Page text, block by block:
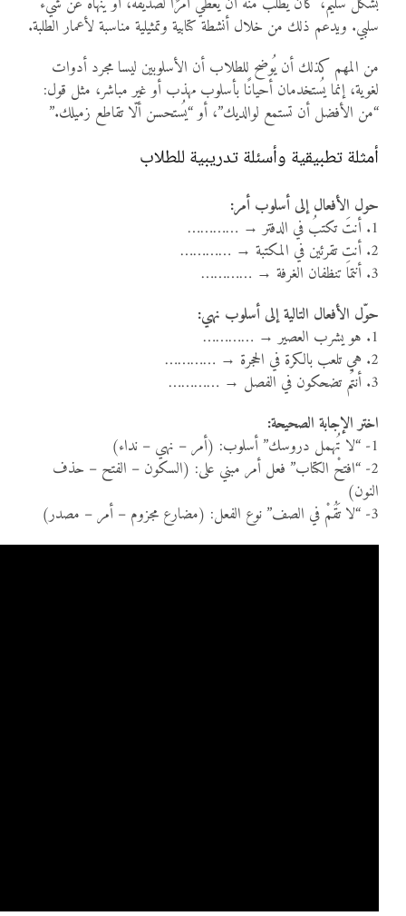
سلبي. ويدعم ذلك من خلال أنشطة كتابية وتمثيلية مناسبة لأعمار الطلبة.
من المهم كذلك أن يُوضح للطلاب أن الأسلوبين ليسا مجرد أدوات
لغوية، إنما يُستخدمان أحيانًا بأسلوب مهذب أو غير مباشر، مثل قول:
“من الأفضل أن تستمع لوالديك”، أو “يُستحسن ألّا تقاطع زميلك.”
أمثلة تطبيقية وأسئلة تدريبية للطلاب
حول الأفعال إلى أسلوب أمر:
1. أنتَ تكتبُ في الدفتر → …………
2. أنتِ تقرئين في المكتبة → …………
3. أنتما تنظفان الغرفة → …………
حوّل الأفعال التالية إلى أسلوب نهي:
1. هو يشرب العصير → …………
2. هي تلعب بالكرة في الحجرة → …………
3. أنتُم تضحكون في الفصل → …………
اختر الإجابة الصحيحة:
1- “لا تُهمل دروسك” أسلوب: (أمر – نهي – نداء)
2- “افتحْ الكتاب” فعل أمر مبني على: (السكون – الفتح – حذف
النون)
3- “لا تَقُمْ في الصف” نوع الفعل: (مضارع مجزوم – أمر – مصدر)